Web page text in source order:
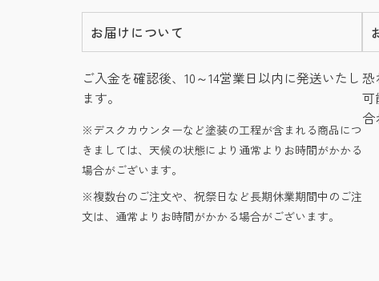
お届けについて
ご入金を確認後、10～14営業日以内に発送いたし
ます。
デスクカウンターなど塗装の工程が含まれる商品につ
きましては、天候の状態により通常よりお時間がかかる
場合がございます。
複数台のご注文や、祝祭日など長期休業期間中のご注
文は、通常よりお時間がかかる場合がございます。
恐
可
合